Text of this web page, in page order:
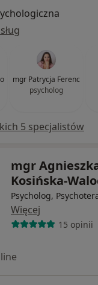
mgr Patrycja Ferenc
psycholog
5 specjalistów
mgr
Kosińska-
Psycholog,
Więcej
15 opinii